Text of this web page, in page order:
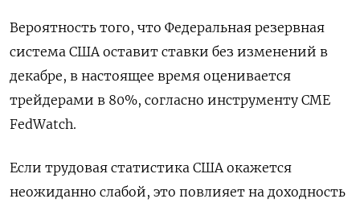
Вероятность того, что Федеральная резервная
система США оставит ставки без изменений в
декабре, в настоящее время оценивается
трейдерами в 80%, согласно инструменту CME
FedWatch.
Если трудовая статистика США окажется
неожиданно слабой, это повлияет на доходность